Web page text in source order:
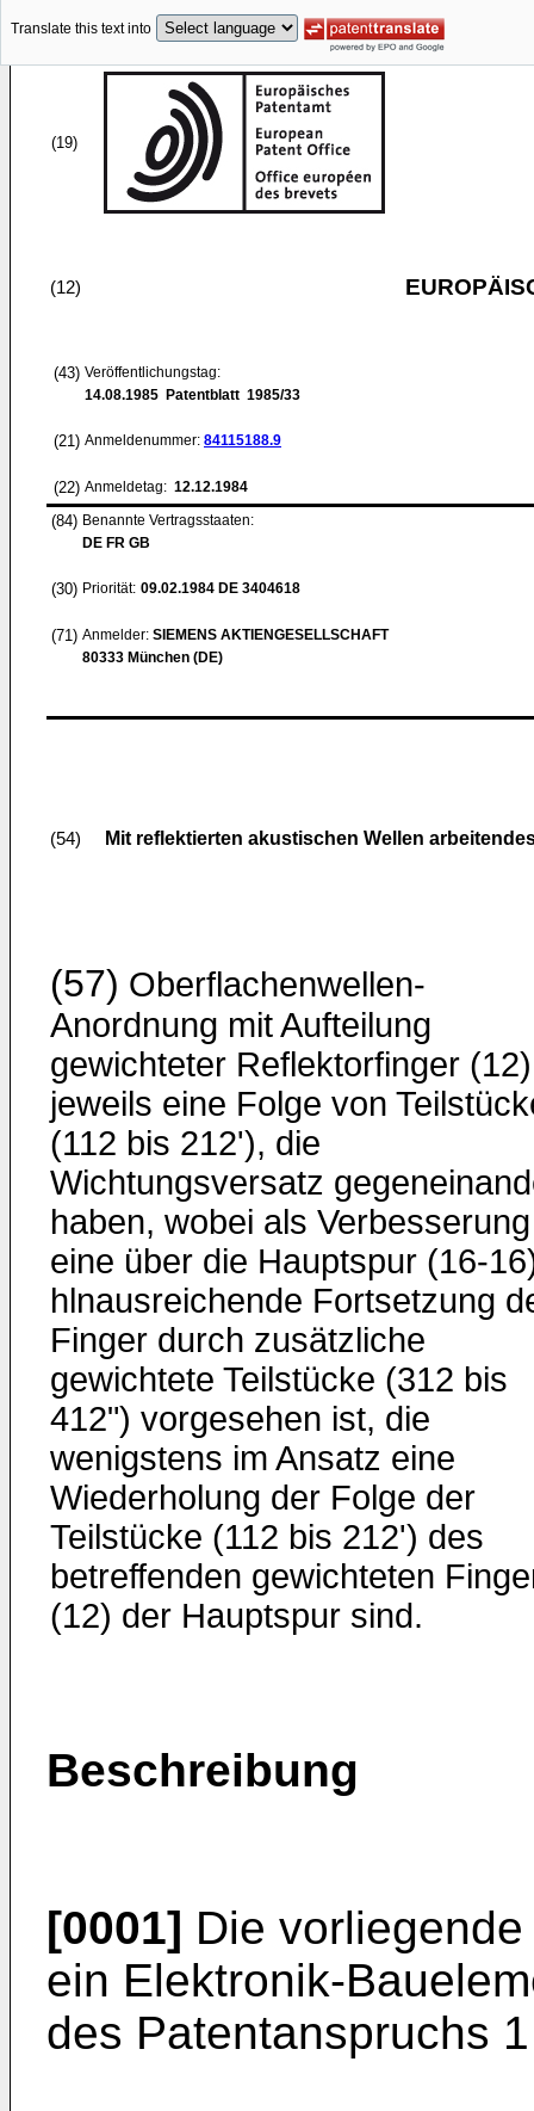
Translate this text into
(19)
(12)
(43) Veröffentlichungstag:
14.08.1985 Patentblatt 1985/33
(21) Anmeldenummer: 84115188.9
(22) Anmeldetag: 12.12.1984
(84) Benannte Vertragsstaaten:
DE FR GB
(30) Priorität: 09.02.1984 DE 3404618
(71) Anmelder: SIEMENS AKTIENGESELLSCHAFT
80333 München (DE)
(54) Mit reflektierten akustischen Wellen
(57) Oberflachenwellen-
Anordnung mit Aufteilung
gewichteter Reflektorfinger
jeweils eine Folge von
(112 bis 212'), die
Wichtungsversatz
haben, wobei als Verbesserung
eine über die Hauptspur (16-
hlnausreichende Fortsetzung
Finger durch zusätzliche
gewichtete Teilstücke (312 bis
412") vorgesehen ist, die
wenigstens im Ansatz eine
Wiederholung der Folge der
Teilstücke (112 bis 212') des
betreffenden gewichteten
(12) der Hauptspur sind.
Beschreibung
[0001] Die
ein Elektronik-
des Patentanspruchs